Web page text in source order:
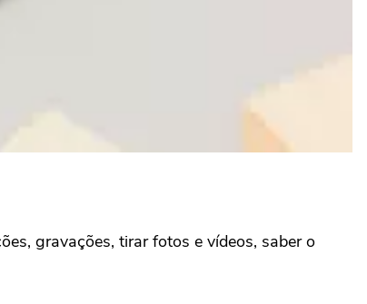
gravações, tirar fotos e vídeos, saber o